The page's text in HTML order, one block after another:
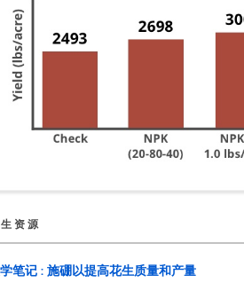
资源
笔记 : 施硼以提高花生质量和产量